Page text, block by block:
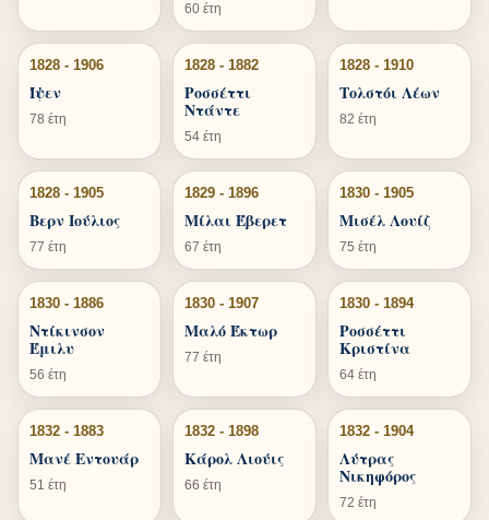
60 έτη
1828 - 1906
Ίψεν
78 έτη
1828 - 1882
Ροσσέττι
Ντάντε
54 έτη
1828 - 1910
Τολστόι Λέων
82 έτη
1828 - 1905
Βερν Ιούλιος
77 έτη
1829 - 1896
Μίλαι Έβερετ
67 έτη
1830 - 1905
Μισέλ Λουίζ
75 έτη
1830 - 1886
Ντίκινσον
Έμιλυ
56 έτη
1830 - 1907
Μαλό Έκτωρ
77 έτη
1830 - 1894
Ροσσέττι
Κριστίνα
64 έτη
1832 - 1883
Μανέ Εντουάρ
51 έτη
1832 - 1898
Κάρολ Λιούις
66 έτη
1832 - 1904
Λύτρας
Νικηφόρος
72 έτη